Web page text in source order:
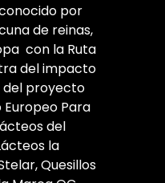
por
de reinas,
con la Ruta
del impacto
del proyecto
Europeo Para
del
la
Quesillos